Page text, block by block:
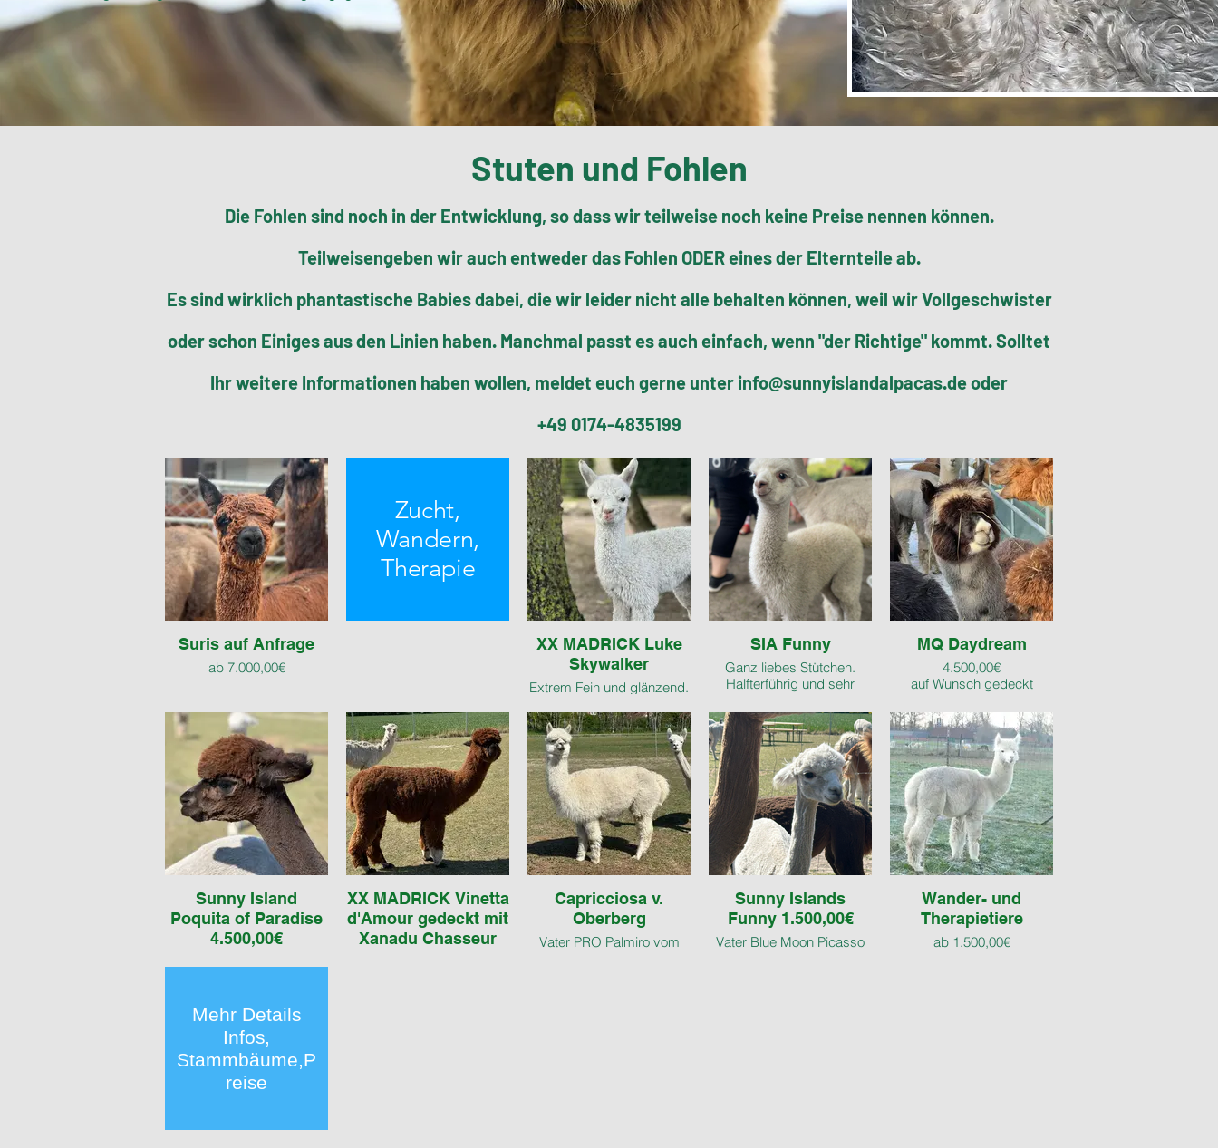
Stuten und Fohlen
Die Fohlen sind noch in der Entwicklung, so dass wir teilweise noch keine Preise nennen können.
Teilweisengeben wir auch entweder das Fohlen ODER eines der Elternteile ab.
Es sind wirklich phantastische Babies dabei, die wir leider nicht alle behalten können, weil wir Vollgeschwister
oder schon Einiges aus den Linien haben. Manchmal passt es auch einfach, wenn "der Richtige" kommt. Solltet
Ihr weitere Informationen haben wollen, meldet euch gerne unter info@sunnyislandalpacas.de oder
+49 0174-4835199
Suris auf Anfrage
ab 7.000,00€
Zucht,
Wandern,
Therapie
XX MADRICK Luke
Skywalker
Extrem Fein und glänzend.
SD 2,6, Histogramm liegt
vor
Vollbruder zu XX
MADRICK Lexus X
8.000,00 €
SIA Funny
Ganz liebes Stütchen.
Halfterführig und sehr
1.500,00€
Zauberhaftes Stütchen
zum Liebhaben
MQ Daydream
4.500,00€
auf Wunsch gedeckt
Sunny Island
Poquita of Paradise
4.500,00€
grey
Mutter AOP Padmé
(auf Wunsch gedeckt),
roan
XX MADRICK Vinetta
d'Amour gedeckt mit
Xanadu Chasseur
Capricciosa v.
Oberberg
Vater PRO Palmiro vom
Sunny Islands
Funny 1.500,00€
Vater Blue Moon Picasso
Wander- und
Therapietiere
ab 1.500,00€
Mehr Details
Infos,
Stammbäume,P
reise